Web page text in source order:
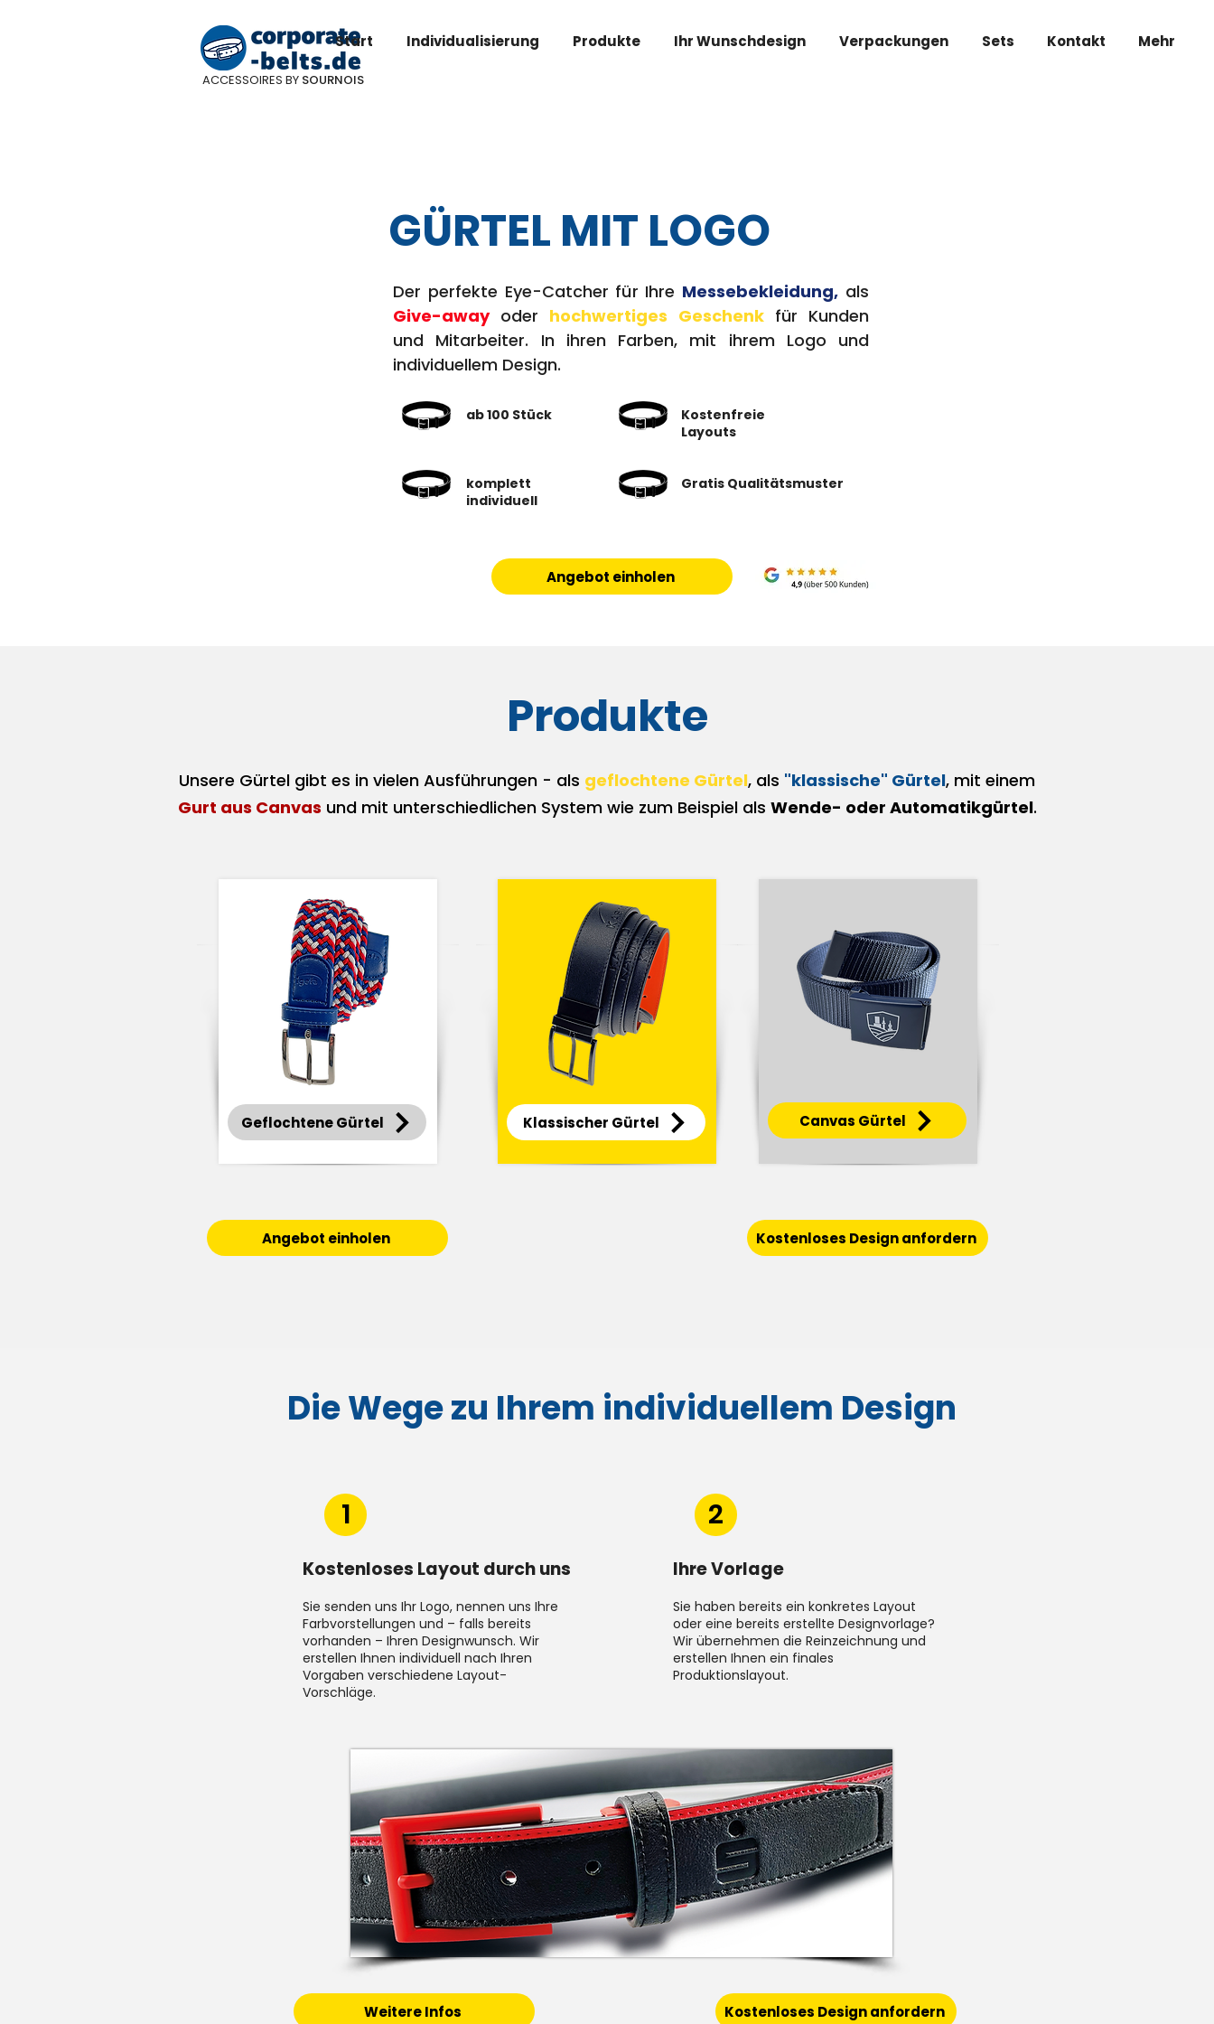
Start Individualisierung Produkte Ihr Wunschdesign Verpackungen Sets Kontakt Mehr
ACCESSOIRES BY SOURNOIS
GÜRTEL MIT LOGO
Der perfekte Eye-Catcher für Ihre Messebekleidung, als
Give-awayoder hochwertiges Geschenkfür Kunden
und Mitarbeiter. In ihren Farben, mit ihrem Logo und
individuellem Design.
ab 100 Stück
Kostenfreie
Layouts
komplett
individuell
Gratis Qualitätsmuster
Angebot einholen
Produkte
Unsere Gürtel gibt es in vielen Ausführungen - als geflochtene Gürtel, als "klassische" Gürtel, mit einem
Gurt aus Canvas und mit unterschiedlichen System wie zum Beispiel als Wende- oder Automatikgürtel.
Geflochtene Gürtel Klassischer Gürtel Canvas Gürtel
Angebot einholen Kostenloses Design anfordern
Die Wege zu Ihrem individuellem Design
1
Kostenloses Layout durch uns
Sie senden uns Ihr Logo, nennen uns Ihre
Farbvorstellungen und – falls bereits
vorhanden – Ihren Designwunsch. Wir
erstellen Ihnen individuell nach Ihren
Vorgaben verschiedene Layout-
Vorschläge.
2
Ihre Vorlage
Sie haben bereits ein konkretes Layout
oder eine bereits erstellte Designvorlage?
Wir übernehmen die Reinzeichnung und
erstellen Ihnen ein finales
Produktionslayout.
Weitere Infos Kostenloses Design anfordern